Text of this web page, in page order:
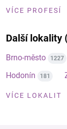
VÍCE PROFESÍ
Další lokality
Brno-město 1227
Hodonín 181
VÍCE LOKALIT